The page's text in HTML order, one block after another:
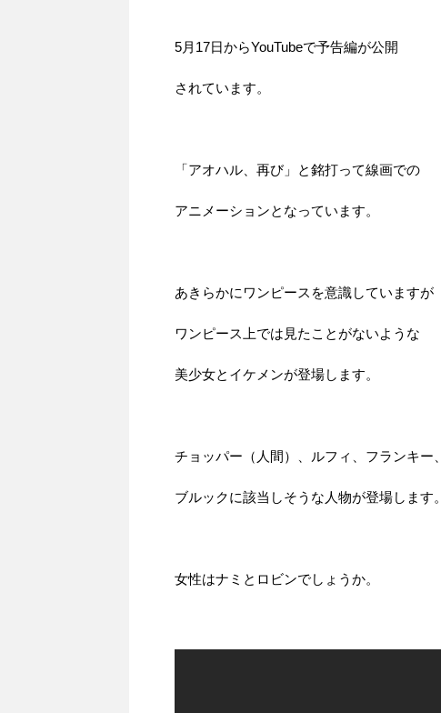
5月17日からYouTubeで予告編が公開
されています。
「アオハル、再び」と銘打って線画での
アニメーションとなっています。
あきらかにワンピースを意識していますが
ワンピース上では見たことがないような
美少女とイケメンが登場します。
チョッパー（人間）、ルフィ、フランキー、
ブルックに該当しそうな人物が登場します。
女性はナミとロビンでしょうか。